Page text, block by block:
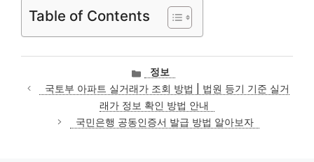
Table of Contents
카
테
고
리
정보
국토부 아파트 실거래가 조회 방법 | 법원 등기 기준 실거
래가 정보 확인 방법 안내
국민은행 공동인증서 발급 방법 알아보자